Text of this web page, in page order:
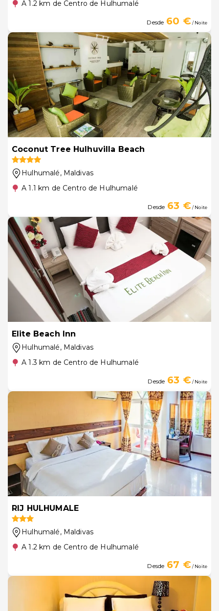
A 1.2 km de Centro de Hulhumalé
Desde 60 €/ Noite
Coconut Tree Hulhuvilla Beach
Hulhumalé, Maldivas
A 1.1 km de Centro de Hulhumalé
Desde 63 €/ Noite
Elite Beach Inn
Hulhumalé, Maldivas
A 1.3 km de Centro de Hulhumalé
Desde 63 €/ Noite
RIJ HULHUMALE
Hulhumalé, Maldivas
A 1.2 km de Centro de Hulhumalé
Desde 67 €/ Noite